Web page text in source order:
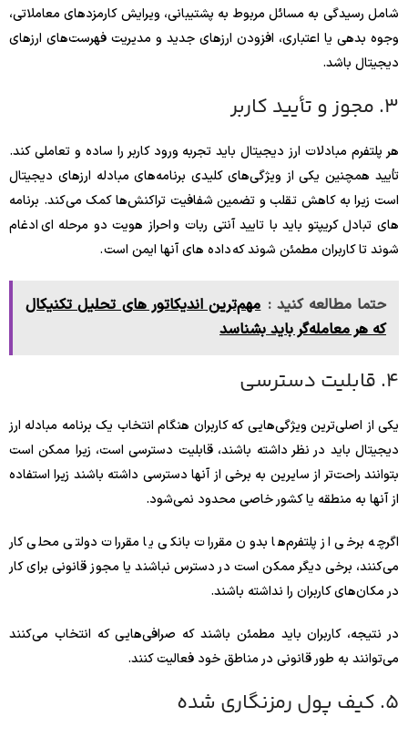
شامل رسیدگی به مسائل مربوط به پشتیبانی، ویرایش کارمزدهای معاملاتی،
وجوه بدهی یا اعتباری، افزودن ارزهای جدید و مدیریت فهرست‌های ارزهای
دیجیتال باشد.
3. مجوز و تأیید کاربر
هر پلتفرم مبادلات ارز دیجیتال باید تجربه ورود کاربر را ساده و تعاملی کند.
تأیید همچنین یکی از ویژگی‌های کلیدی برنامه‌های مبادله ارزهای دیجیتال
است زیرا به کاهش تقلب و تضمین شفافیت تراکنش‌ها کمک می‌کند. برنامه
های تبادل کریپتو باید با تایید آنتی ربات و احراز هویت دو مرحله ای ادغام
شوند تا کاربران مطمئن شوند که داده های آنها ایمن است .
حتما مطالعه کنید : مهم‌ترین اندیکاتور های تحلیل تکنیکال
که هر معامله‌گر باید بشناسد
4. قابلیت دسترسی
یکی از اصلی‌ترین ویژگی‌هایی که کاربران هنگام انتخاب یک برنامه مبادله ارز
دیجیتال باید در نظر داشته باشند، قابلیت دسترسی است، زیرا ممکن است
بتوانند راحت‌تر از سایرین به برخی از آنها دسترسی داشته باشند زیرا استفاده
از آنها به منطقه یا کشور خاصی محدود نمی‌شود.
اگرچه برخی از پلتفرم‌ها بدون مقررات بانکی یا مقررات دولتی محلی کار
می‌کنند، برخی دیگر ممکن است در دسترس نباشند یا مجوز قانونی برای کار
در مکان‌های کاربران را نداشته باشند.
در نتیجه، کاربران باید مطمئن باشند که صرافی‌هایی که انتخاب می‌کنند
می‌توانند به طور قانونی در مناطق خود فعالیت کنند.
5. کیف پول رمزنگاری شده